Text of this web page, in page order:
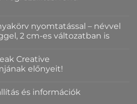
nyomtatással – névvel
2 cm-es változatban is
Creative
előnyeit!
és információk